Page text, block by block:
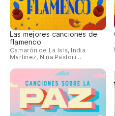
Las mejores canciones de
flamenco
Camarón de La Isla, India
Martinez, Niña Pastori...